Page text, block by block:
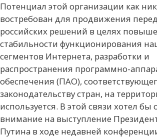
Потенциал этой организации как
востребован для продвижения
российских решений в целях
стабильности функционирования
сегментов Интернета, разработки и
распространения программно-
обеспечения (ПАО),
законодательству стран, на
используется. В этой связи хотел бы
внимание на выступление
Путина в ходе недавней